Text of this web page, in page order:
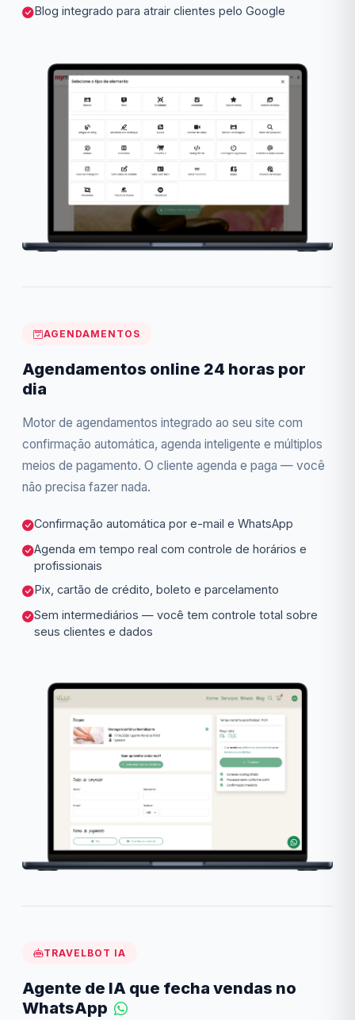
Blog integrado para atrair clientes pelo Google
AGENDAMENTOS
Agendamentos online 24 horas por
dia
Motor de agendamentos integrado ao seu site com
confirmação automática, agenda inteligente e múltiplos
meios de pagamento. O cliente agenda e paga — você
não precisa fazer nada.
Confirmação automática por e-mail e WhatsApp
Agenda em tempo real com controle de horários e
profissionais
Pix, cartão de crédito, boleto e parcelamento
Sem intermediários — você tem controle total sobre
seus clientes e dados
TRAVELBOT IA
Agente de IA que fecha vendas no
WhatsApp